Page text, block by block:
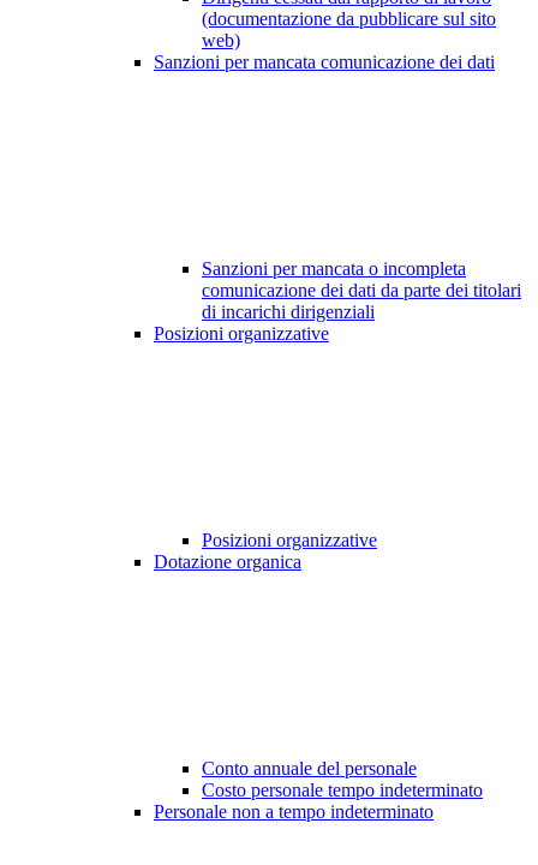
(documentazione da pubblicare sul sito
web)
Sanzioni per mancata comunicazione dei dati
Sanzioni per mancata o incompleta
comunicazione dei dati da parte dei titolari
di incarichi dirigenziali
Posizioni organizzative
Posizioni organizzative
Dotazione organica
Conto annuale del personale
Costo personale tempo indeterminato
Personale non a tempo indeterminato